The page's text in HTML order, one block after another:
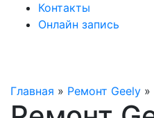
Контакты
Онлайн запись
Главная » Ремонт Geely »